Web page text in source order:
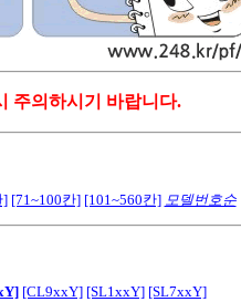
주의하시기 바랍니다.
] [71~100칸] [101~560칸] 모델번호순
[CL9xxY] [SL1xxY] [SL7xxY]